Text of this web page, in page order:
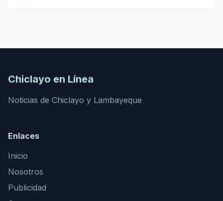
Chiclayo en Línea
Noticias de Chiclayo y Lambayeque
Enlaces
Inicio
Nosotros
Publicidad